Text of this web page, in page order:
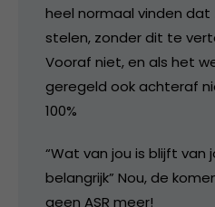
heel normaal vinden dat
stelen, zonder dit te
Vooraf niet, en als het
geregeld ook achteraf
100%
“Wat van jou is blijft van
belangrijk” Nou, de
geen ASR meer!